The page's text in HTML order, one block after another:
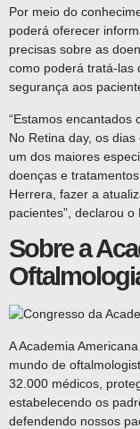
Por meio do
poderá oferecer
precisas sobre as
como poderá tratá-las
segurança aos
“Estamos encantados
No Retina day, os
um dos maiores
doenças e
Herrera, fazer a
pacientes”, declarou o
Sobre a
A Academia
mundo de
32.000 médicos,
estabelecendo os
defendendo nossos